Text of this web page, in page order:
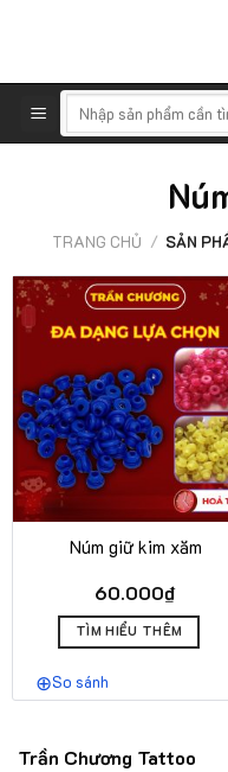
kiếm:
TRANG CHỦ / SẢN
Núm giữ kim xăm
60.000₫
TÌM HIỂU THÊM
So sánh
Trần Chương Tattoo